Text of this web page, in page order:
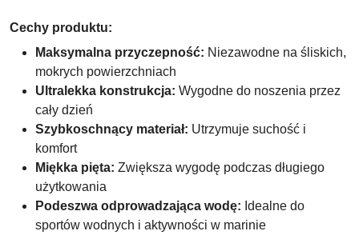
Cechy produktu:
Maksymalna przyczepność: Niezawodne na śliskich,
mokrych powierzchniach
Ultralekka konstrukcja: Wygodne do noszenia przez
cały dzień
Szybkoschnący materiał: Utrzymuje suchość i
komfort
Miękka pięta: Zwiększa wygodę podczas długiego
użytkowania
Podeszwa odprowadzająca wodę: Idealne do
sportów wodnych i aktywności w marinie